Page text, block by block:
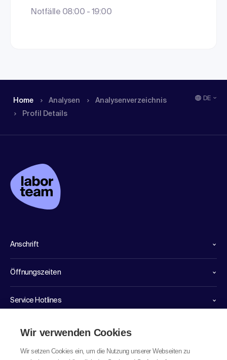
Notfälle 08:00 - 19:00
Home Analysen
Analysen­verzeichnis
Profil Details
DE
Anschrift
Öffnungszeiten
Service Hotlines
LinksWir verwenden Cookies
Wir setzen Cookies ein, um die Nutzung unserer Webseiten zu